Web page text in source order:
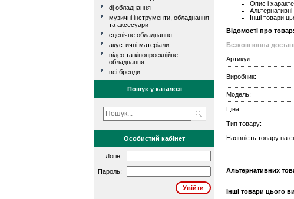
dj обладнання
музичні інструменти, обладнання
та аксесуари
сценічне обладнання
акустичні матеріали
відео та кінопроекційне
обладнання
всі бренди
Пошук у каталозі
Особистий кабінет
Логін:
Пароль:
Опис і
Інші товари
Відомості про товар:
Безкоштовна
Артикул:
Виробник:
Модель:
Ціна:
Тип товару:
Наявність товару на
Альтернативних
Інші товари цього